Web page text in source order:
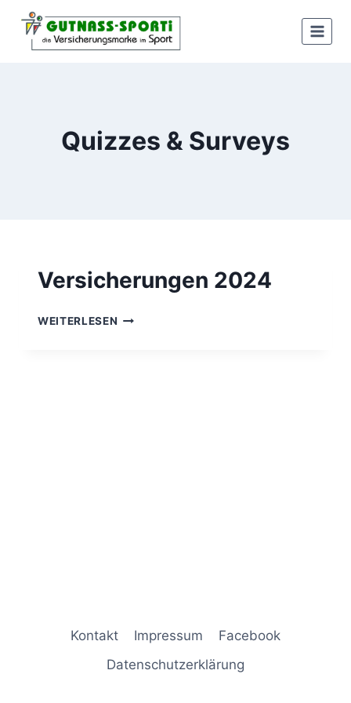
Inhalt
springen
Quizzes & Surveys
Versicherungen 2024
WEITERLESEN VERSICHERUNGEN
Kontakt Impressum
Facebook
Datenschutzerklärung